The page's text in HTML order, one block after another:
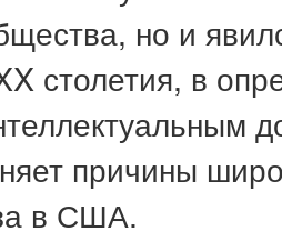
но и
столетия, в
причины
в США.